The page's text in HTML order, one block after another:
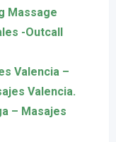
Massage
-Outcall
Valencia –
Valencia.
– Masajes